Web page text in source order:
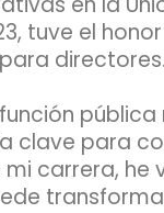
tuve el
directores.
clave para
carrera, he